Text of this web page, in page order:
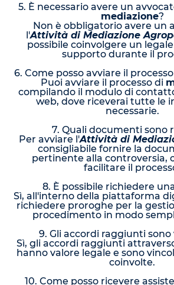
5. È necessario avere un
mediazione?
Non è obbligatorio avere un
l'Attività di Mediazione
possibile coinvolgere un
supporto durante il
6. Come posso avviare il
Puoi avviare il processo di
compilando il modulo di
web, dove riceverai tutte le
necessarie.
7. Quali documenti sono
Per avviare l'Attività di
consigliabile fornire la
pertinente alla controversia,
facilitare il
8. È possibile richiedere
Sì, all'interno della piattaforma
richiedere proroghe per la
procedimento in modo
9. Gli accordi raggiunti
Sì, gli accordi raggiunti
hanno valore legale e sono
coinvolte.
10. Come posso ricevere